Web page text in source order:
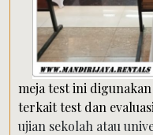
meja test ini
terkait test dan
ujian sekolah atau